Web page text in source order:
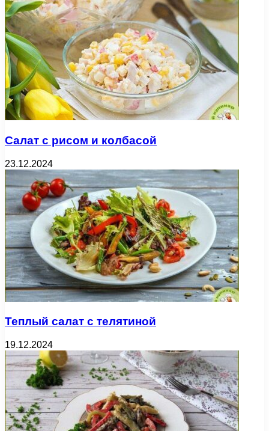
Салат с рисом и колбасой
23.12.2024
Теплый салат с телятиной
19.12.2024